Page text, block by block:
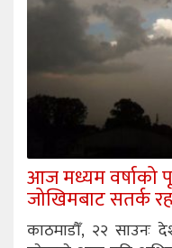
आज मध्यम वर्षाको
जोखिमबाट सतर्क
काठमाडौँ, २२ साउनः